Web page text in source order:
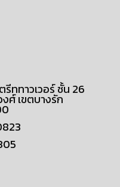
ททาวเวอร์ ชั้น 26
ศ์ เขตบางรัก